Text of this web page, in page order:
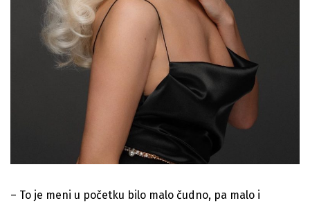
– To je meni u početku bilo malo čudno, pa malo i